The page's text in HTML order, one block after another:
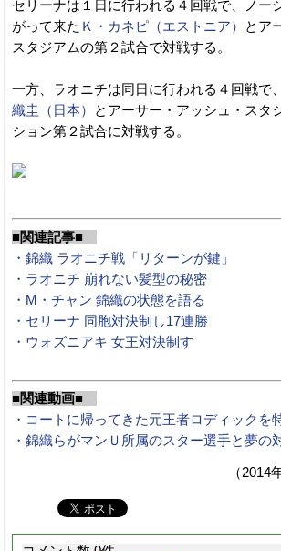
セリーナは１日に行われる４回戦で、ノー
がって来た Ｋ・カネピ（エストニア）
とア
スタジアムの第２試合で対戦する。
一方、ラオニチは同日に行われる４回戦で
織圭（日本）
とアーサー・アッシュ・スタ
ション第２試合に対戦する。
■関連記事■
・錦織 ラオニチ戦「リターンが鍵」
・ラオニチ 崩れない髪型の秘密
・M・チャン 錦織の状態を語る
・セリーナ 同胞対決制し17連勝
・ウォズニアキ 女王対決制す
■関連動画■
・コートに帰ってきた元王者ロディックを
・錦織らがマンＵ所属のスター選手と夢の
（2014